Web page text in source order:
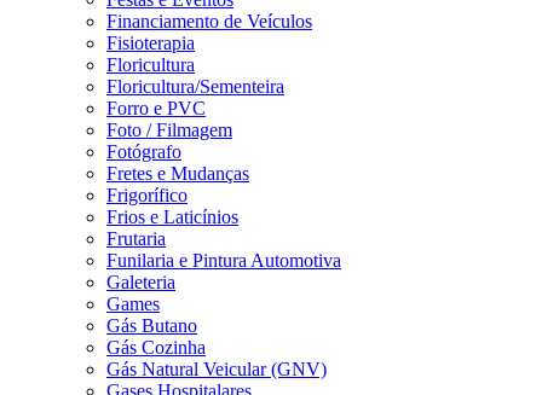
Financiamento de Veículos
Fisioterapia
Floricultura
Floricultura/Sementeira
Forro e PVC
Foto / Filmagem
Fotógrafo
Fretes e Mudanças
Frigorífico
Frios e Laticínios
Frutaria
Funilaria e Pintura Automotiva
Galeteria
Games
Gás Butano
Gás Cozinha
Gás Natural Veicular (GNV)
Gases Hospitalares